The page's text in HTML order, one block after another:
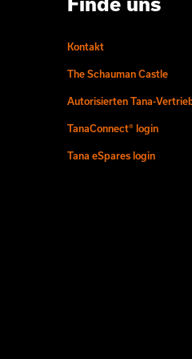
Kontakt
The Schauman Castle
Autorisierten Tana-
TanaConnect® login
Tana eSpares login